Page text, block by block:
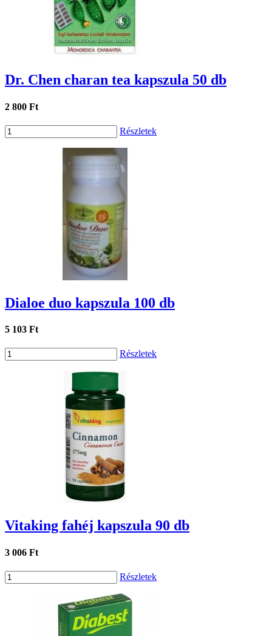
Dr. Chen charan tea kapszula 50 db
2 800 Ft
Részletek
Dialoe duo kapszula 100 db
5 103 Ft
Részletek
Vitaking fahéj kapszula 90 db
3 006 Ft
Részletek